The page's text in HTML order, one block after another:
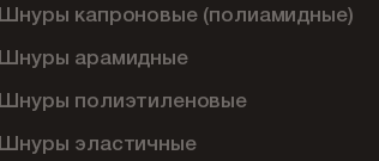
Шнуры капроновые (полиамидные)
Шнуры арамидные
Шнуры полиэтиленовые
Шнуры эластичные